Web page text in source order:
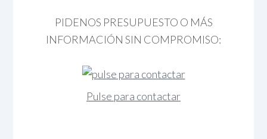
PIDENOS PRESUPUESTO O MÁS
INFORMACIÓN SIN COMPROMISO:
Pulse para contactar